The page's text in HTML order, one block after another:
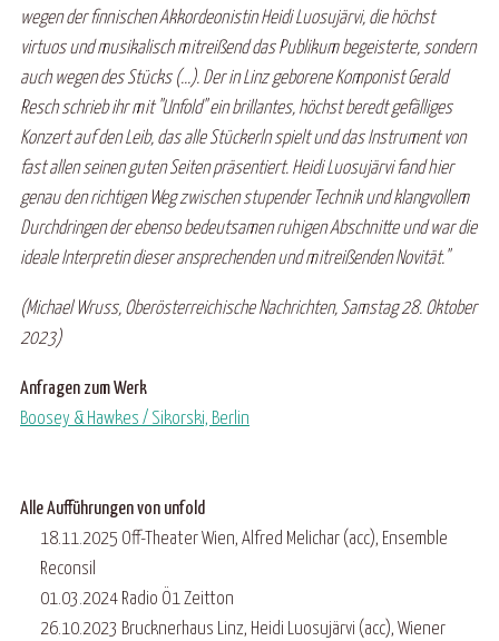
wegen der finnischen Akkordeonistin Heidi Luosujärvi, die höchst
virtuos und musikalisch mitreißend das Publikum begeisterte, sondern
auch wegen des Stücks (...). Der in Linz geborene Komponist Gerald
Resch schrieb ihr mit "Unfold" ein brillantes, höchst beredt gefälliges
Konzert auf den Leib, das alle Stückerln spielt und das Instrument von
fast allen seinen guten Seiten präsentiert. Heidi Luosujärvi fand hier
genau den richtigen Weg zwischen stupender Technik und klangvollem
Durchdringen der ebenso bedeutsamen ruhigen Abschnitte und war die
ideale Interpretin dieser ansprechenden und mitreißenden Novität."
(Michael Wruss, Oberösterreichische Nachrichten, Samstag 28. Oktober
2023)
Anfragen zum Werk
Boosey & Hawkes / Sikorski, Berlin
Alle Aufführungen von unfold
18.11.2025 Off-Theater Wien, Alfred Melichar (acc), Ensemble
Reconsil
01.03.2024 Radio Ö1 Zeitton
26.10.2023 Brucknerhaus Linz, Heidi Luosujärvi (acc), Wiener